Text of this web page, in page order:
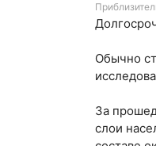
Обычно
За
слои